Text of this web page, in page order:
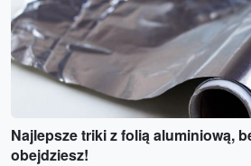
Najlepsze triki z folią aluminiową,
obejdziesz!